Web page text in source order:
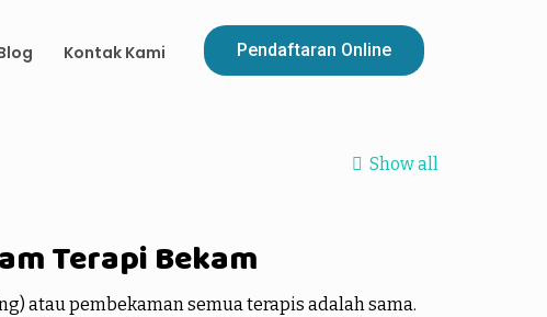
Kontak Kami Pendaftaran Online
Show all
Terapi Bekam
atau pembekaman semua terapis adalah sama.